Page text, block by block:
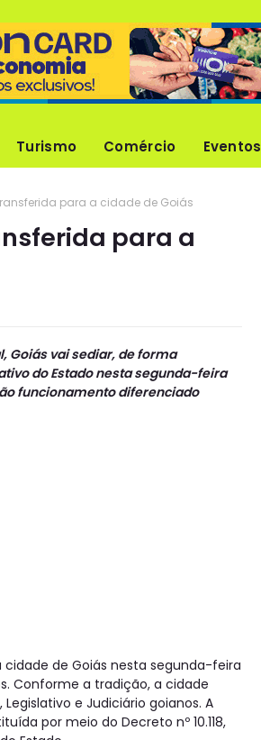
Turismo Comércio Eventos
para a cidade de Goiás
para a
Goiás vai sediar, de forma
do Estado nesta segunda-feira
funcionamento diferenciado
cidade de Goiás nesta segunda-feira
Conforme a tradição, a cidade
e Judiciário goianos. A
por meio do Decreto nº 10.118,